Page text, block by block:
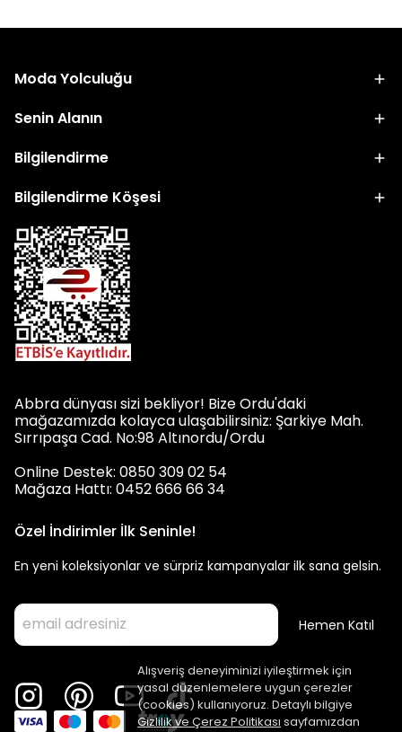
Alışveriş deneyiminizi iyileştirmek için
yasal düzenlemelere uygun çerezler
(cookies) kullanıyoruz. Detaylı bilgiye
Gizlilik ve Çerez Politikası sayfamızdan
Moda Yolculuğu
Senin Alanın
Bilgilendirme
Bilgilendirme Köşesi
Abbra dünyası sizi bekliyor! Bize Ordu'daki
mağazamızda kolayca ulaşabilirsiniz: Şarkiye Mah.
Sırrıpaşa Cad. No:98 Altınordu/Ordu
Online Destek: 0850 309 02 54
Mağaza Hattı: 0452 666 66 34
Özel İndirimler İlk Seninle!
En yeni koleksiyonlar ve sürpriz kampanyalar ilk sana gelsin.
Hemen Katıl